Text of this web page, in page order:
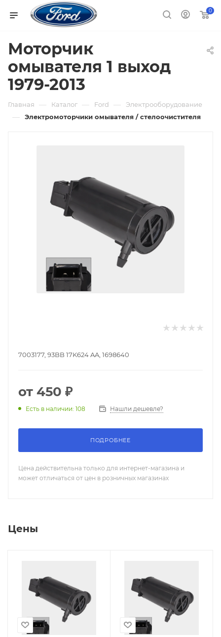
0
Моторчик
омывателя 1 выход
1979-2013
Главная — Каталог — Ford — Электрооборудование
— Электромоторчики омывателя / стелоочистителя
7003177, 93BB 17K624 AA, 1698640
от 450 ₽
Есть в наличии: 108 Нашли дешевле?
ПОДРОБНЕЕ
Цена действительна только для интернет-магазина и
может отличаться от цен в розничных магазинах
Цены